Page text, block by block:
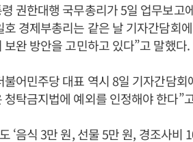
권한대행 국무총리가 5일 업무보
호 경제부총리는 같은 날 기자간담회
보완 방안을 고민하고 있다”고 말했다.
불어민주당 대표 역시 8일 기자간담
청탁금지법에 예외를 인정해야 한다”
‘음식 3만 원, 선물 5만 원, 경조사비